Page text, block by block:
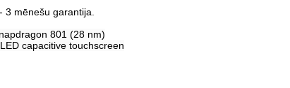
3 mēnešu garantija.
801 (28 nm)
capacitive touchscreen